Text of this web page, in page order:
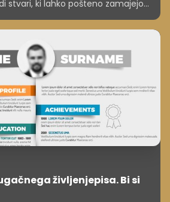
stvari, ki lahko pošteno zamajejo
ugleda, smo zbrali vse tiste
morate biti pozorni, če ne želite
celotnega podjetja. Včasih je
pazite, da je ne prekoračite.
življenjepisa. Bi si